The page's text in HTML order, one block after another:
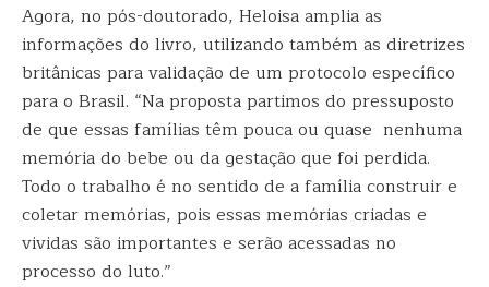
Agora, no pós-doutorado, Heloisa amplia as
informações do livro, utilizando também as diretrizes
britânicas para validação de um protocolo específico
para o Brasil. “Na proposta partimos do pressuposto
de que essas famílias têm pouca ou quase nenhuma
memória do bebe ou da gestação que foi perdida.
Todo o trabalho é no sentido de a família construir e
coletar memórias, pois essas memórias criadas e
vividas são importantes e serão acessadas no
processo do luto.”